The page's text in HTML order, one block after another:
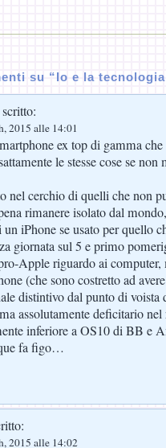
su “Io e la
2015 alle 14:01
ex top di gamma
le stesse cose se
nel cerchio di quelli che non
rimanere isolato dal
un iPhone se usato per quello
giornata sul 5 e primo
Apple riguardo ai computer,
(che sono costretto ad
distintivo dal punto di
assolutamente deficitario
inferiore a OS10 di BB e
fa figo…
2015 alle 14:02